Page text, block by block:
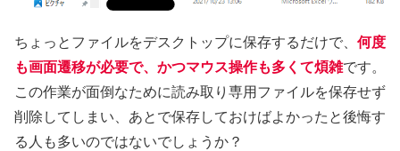
ちょっとファイルをデスクトップに保存するだけで、 何度
も画面遷移が必要で、かつマウス操作も多くて煩雑です。
この作業が面倒なために読み取り専用ファイルを保存せず
削除してしまい、あとで保存しておけばよかったと後悔す
る人も多いのではないでしょうか？